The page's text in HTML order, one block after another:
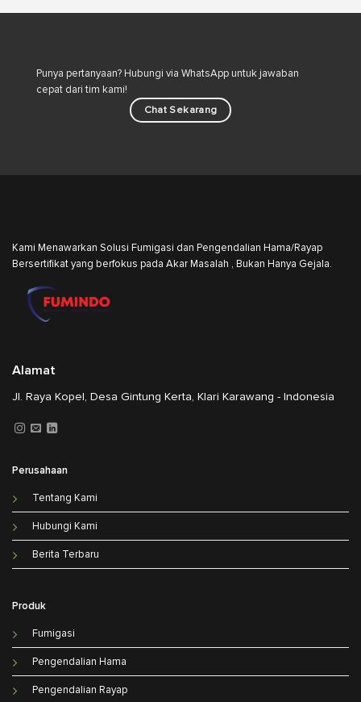
Punya pertanyaan? Hubungi via WhatsApp untuk jawaban
cepat dari tim kami!
Chat Sekarang
Kami Menawarkan Solusi Fumigasi dan Pengendalian Hama/Rayap
Bersertifikat yang berfokus pada Akar Masalah , Bukan Hanya Gejala.
Perusahaan
Tentang Kami
Hubungi Kami
Berita Terbaru
Produk
Fumigasi
Pengendalian Hama
Pengendalian Rayap
Alamat
Jl. Raya Kopel, Desa Gintung Kerta, Klari Karawang - Indonesia